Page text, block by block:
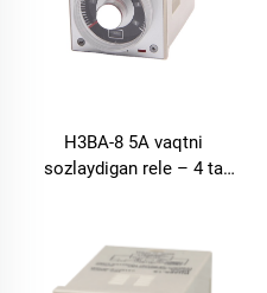
H3BA-8 5A vaqtni
sozlaydigan rele – 4 ta